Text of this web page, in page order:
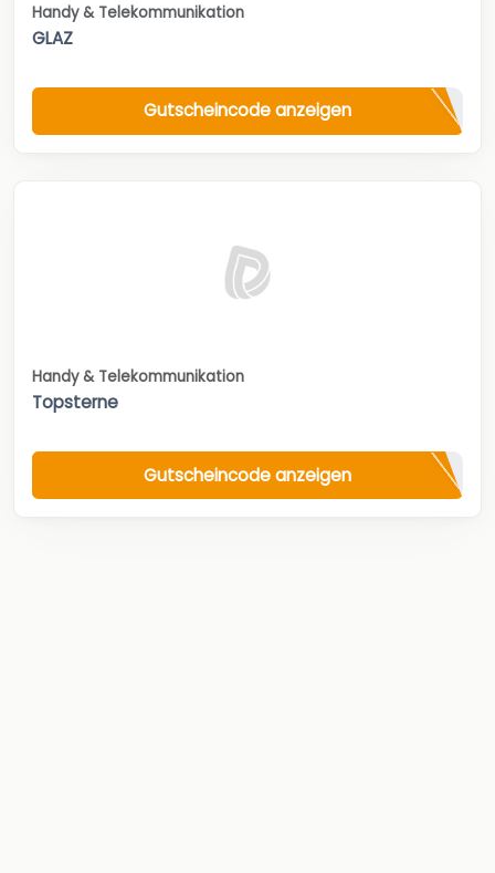
Handy & Telekommunikation
GLAZ
Gutscheincode anzeigen
Handy & Telekommunikation
Topsterne
Gutscheincode anzeigen